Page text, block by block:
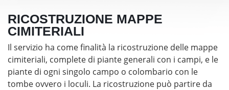
RICOSTRUZIONE MAPPE
CIMITERIALI
Il servizio ha come finalità la ricostruzione delle mappe
cimiteriali, complete di piante generali con i campi, e le
piante di ogni singolo campo o colombario con le
tombe ovvero i loculi. La ricostruzione può partire da